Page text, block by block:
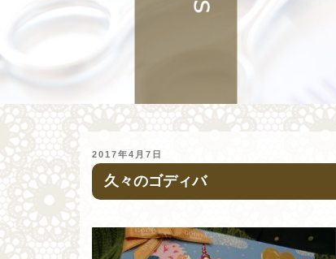
投
稿
日:
2017年4月7日
久々のゴディバ